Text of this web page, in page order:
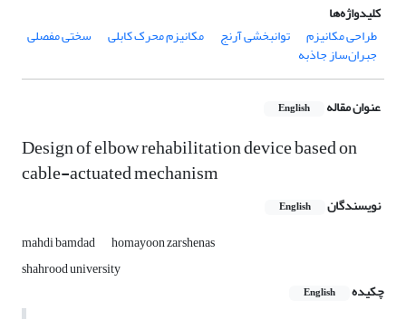
کلیدواژه‌ها
طراحی مکانیزم
توانبخشی آرنج مکانیزم محرک کابلی سختی مفصلی
جبران‌ساز جاذبه
عنوان مقاله English
Design of elbow rehabilitation device based on
cable-actuated mechanism
نویسندگان English
mahdi bamdad
homayoon zarshenas
shahrood university
چکیده
English